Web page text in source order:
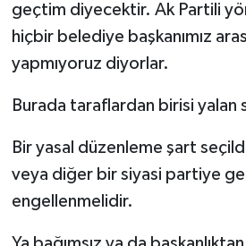
geçtim diyecektir. Ak Partili
hiçbir belediye başkanımız
yapmıyoruz diyorlar.
Burada taraflardan birisi yalan
Bir yasal düzenleme şart
veya diğer bir siyasi partiye
engellenmelidir.